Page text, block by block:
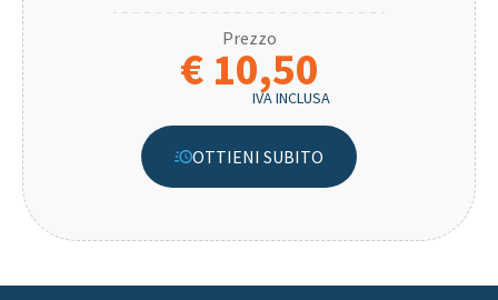
Prezzo
€ 10,50
IVA INCLUSA
OTTIENI SUBITO